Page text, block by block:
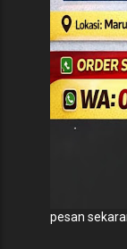
pesan